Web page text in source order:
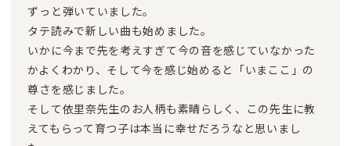
ずっと弾いていました。
タテ読みで新しい曲も始めました。
いかに今まで先を考えすぎて今の音を感じていなかった
かよくわかり、そして今を感じ始めると「いまここ」の
尊さを感じました。
そして依里奈先生のお人柄も素晴らしく、この先生に教
えてもらって育つ子は本当に幸せだろうなと思いまし